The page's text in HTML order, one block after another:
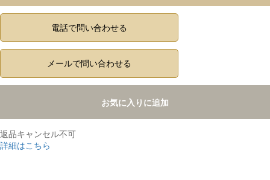
電話で問い合わせる
メールで問い合わせる
お気に入りに追加
返品キャンセル不可
詳細はこちら